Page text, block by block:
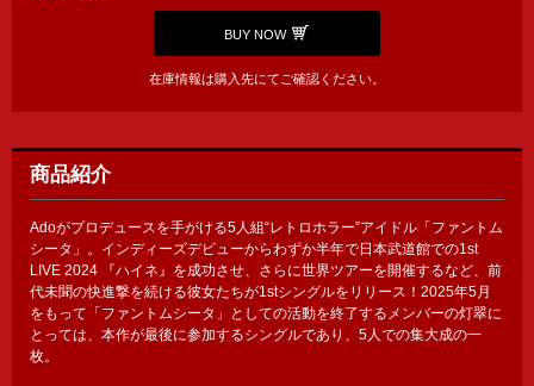
BUY NOW
在庫情報は購入先にてご確認ください。
商品紹介
Adoがプロデュースを手がける5人組“レトロホラー”アイドル「ファントム
シータ」。インディーズデビューからわずか半年で日本武道館での1st
LIVE 2024 『ハイネ』を成功させ、さらに世界ツアーを開催するなど、前
代未聞の快進撃を続ける彼女たちが1stシングルをリリース！2025年5月
をもって「ファントムシータ」としての活動を終了するメンバーの灯翠に
とっては、本作が最後に参加するシングルであり、5人での集大成の一
枚。